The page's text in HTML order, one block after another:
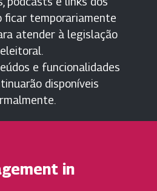
ficar temporariamente
atender à legislação
eleitoral.
e funcionalidades
disponíveis
in